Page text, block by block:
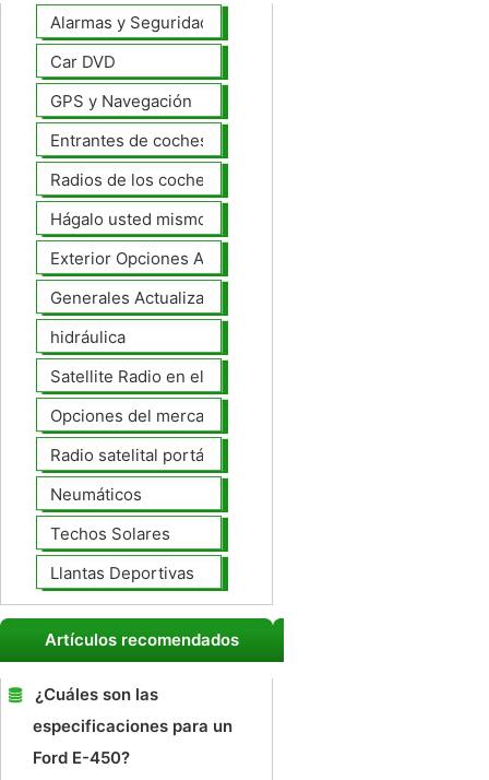
Alarmas y Seguridad
Car DVD
GPS y Navegación
Entrantes de coches
Radios de los coches
Hágalo usted mismo Mejoras Auto
Exterior Opciones Aftermarket
Generales Actualizaciones Auto
hidráulica
Satellite Radio en el tablero
Opciones del mercado de accesorios del interior
Radio satelital portátil
Neumáticos
Techos Solares
Llantas Deportivas
Artículos recomendados
¿Cuáles son las
especificaciones para un
Ford E-450?